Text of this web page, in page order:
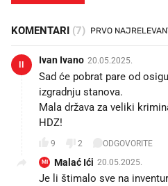
KOMENTARI (7)
Ivan Ivano 20.05.2025.
Sad će pobrat pare od
izgradnju stanova.
Mala država za veliki
HDZ!
9 2 ODGOVORITE
MI Malać Ići 20.05.2025.
Je li štimalo sve na